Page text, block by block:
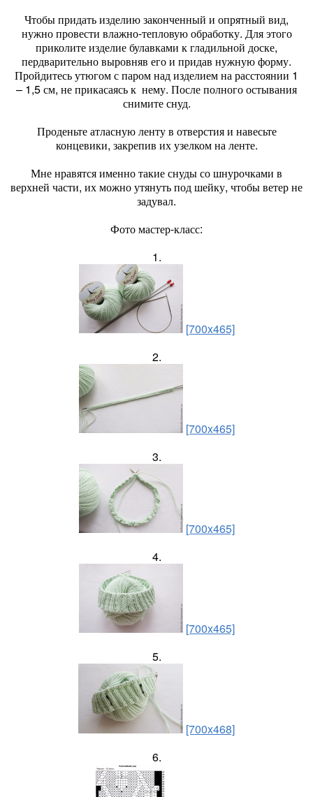
Чтобы придать изделию законченный и опрятный вид,
нужно провести влажно-тепловую обработку. Для этого
приколите изделие булавками к гладильной доске,
пердварительно выровняв его и придав нужную форму.
Пройдитесь утюгом с паром над изделием на расстоянии 1
– 1,5 см, не прикасаясь к нему. После полного остывания
снимите снуд.
Проденьте атласную ленту в отверстия и навесьте
концевики, закрепив их узелком на ленте.
Мне нравятся именно такие снуды со шнурочками в
верхней части, их можно утянуть под шейку, чтобы ветер не
задувал.
Фото мастер-класс:
1.
[700x465]
2.
[700x465]
3.
[700x465]
4.
[700x465]
5.
[700x468]
6.